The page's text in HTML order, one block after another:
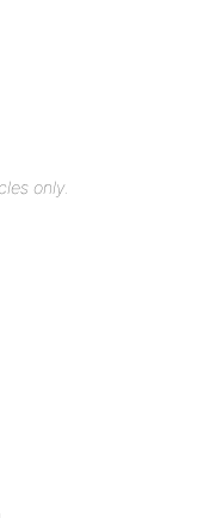
only.